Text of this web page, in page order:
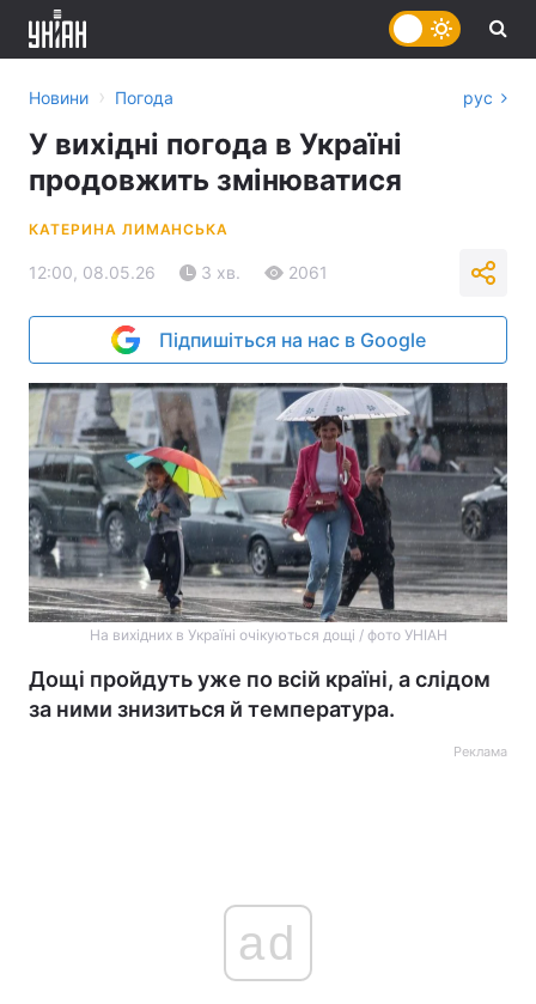
Новини › Погода рус
У вихідні погода в Україні
продовжить змінюватися
КАТЕРИНА ЛИМАНСЬКА
12:00, 08.05.26 3 хв. 2061
Підпишіться на нас в Google
На вихідних в Україні очікуються дощі / фото УНІАН
Дощі пройдуть уже по всій країні, а слідом
за ними знизиться й температура.
Реклама
ad